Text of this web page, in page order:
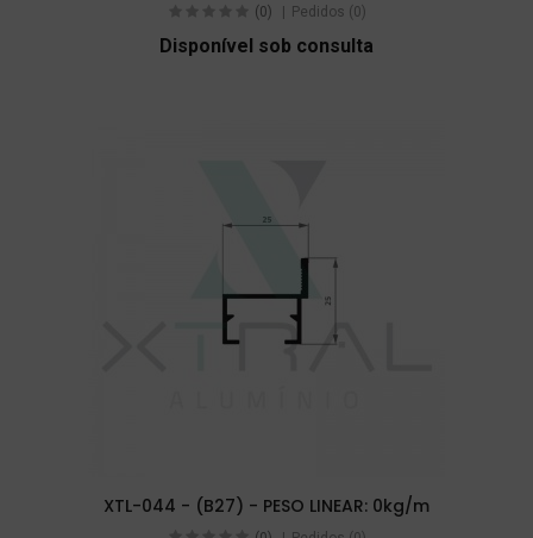
(0) Pedidos (0)
Disponível sob consulta
XTL-044 - (B27) - PESO LINEAR: 0kg/m